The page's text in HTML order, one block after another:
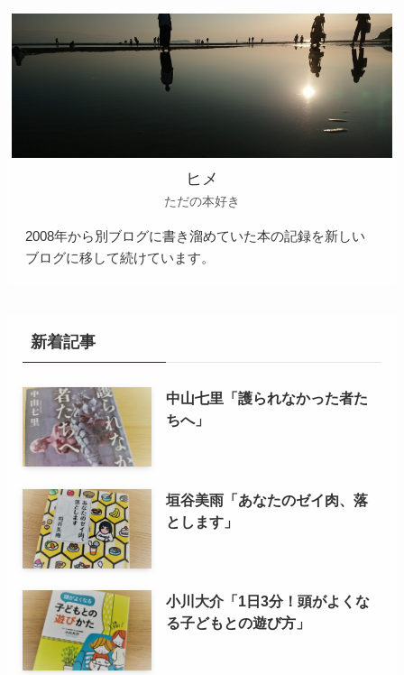
ヒメ
ただの本好き
2008年から別ブログに書き溜めていた本の記録を新しい
ブログに移して続けています。
新着記事
中山七里「護られなかった者た
ちへ」
垣谷美雨「あなたのゼイ肉、落
とします」
小川大介「1日3分！頭がよくな
る子どもとの遊び方」